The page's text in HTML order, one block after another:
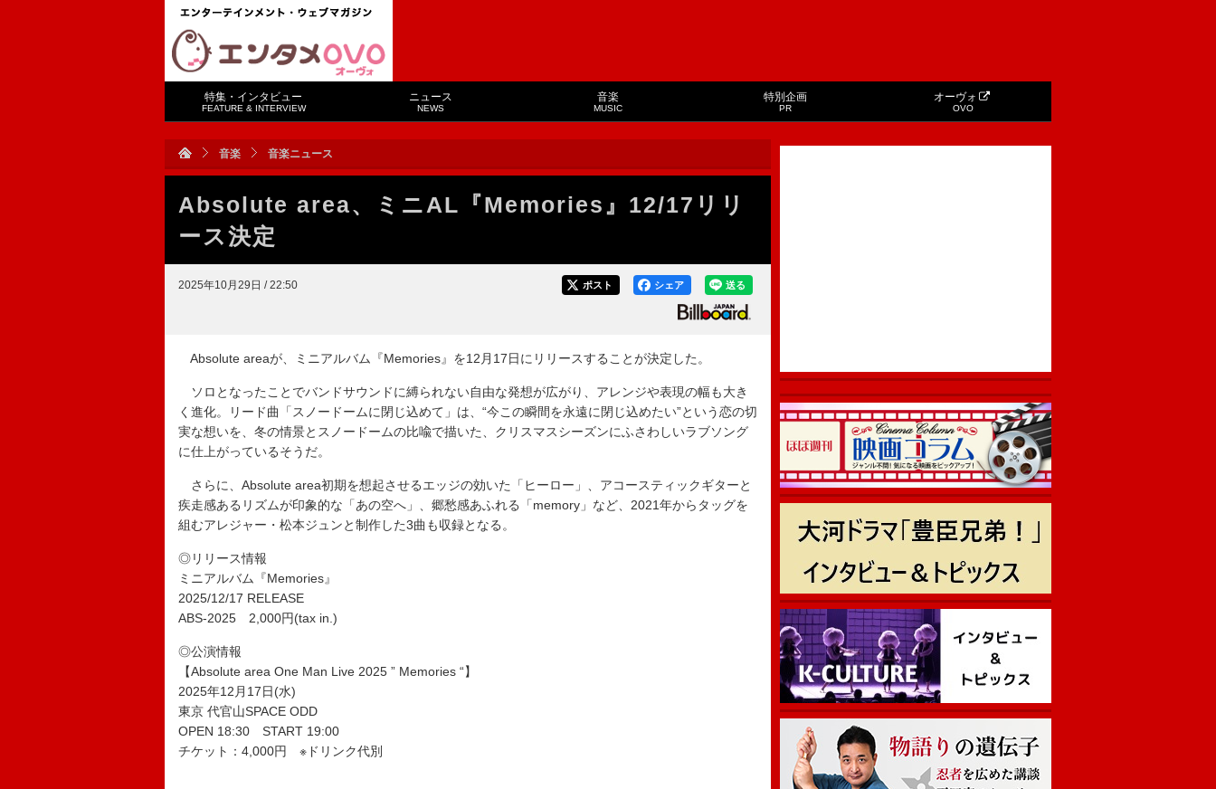
特集・インタビュー
FEATURE & INTERVIEW
ニュース
NEWS
音楽
MUSIC
特別企画
PR
オーヴォ
OVO
音楽 音楽ニュース
Absolute area、ミニAL『Memories』12/17リリ
ース決定
2025年10月29日 / 22:50 送る
シェア
ポスト
Absolute areaが、ミニアルバム『Memories』を12月17日にリリースすることが決定した。
ソロとなったことでバンドサウンドに縛られない自由な発想が広がり、アレンジや表現の幅も大き
く進化。リード曲「スノードームに閉じ込めて」は、“今この瞬間を永遠に閉じ込めたい”という恋の切
実な想いを、冬の情景とスノードームの比喩で描いた、クリスマスシーズンにふさわしいラブソング
に仕上がっているそうだ。
さらに、Absolute area初期を想起させるエッジの効いた「ヒーロー」、アコースティックギターと
疾走感あるリズムが印象的な「あの空へ」、郷愁感あふれる「memory」など、2021年からタッグを
組むアレジャー・松本ジュンと制作した3曲も収録となる。
◎リリース情報
ミニアルバム『Memories』
2025/12/17 RELEASE
ABS-2025 2,000円(tax in.)
◎公演情報
【Absolute area One Man Live 2025 ” Memories “】
2025年12月17日(水)
東京 代官山SPACE ODD
OPEN 18:30 START 19:00
チケット：4,000円 ※ドリンク代別